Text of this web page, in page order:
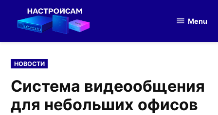
оборудования
Menu
POSTED
IN
НОВОСТИ
Система видеообщения
для небольших офисов